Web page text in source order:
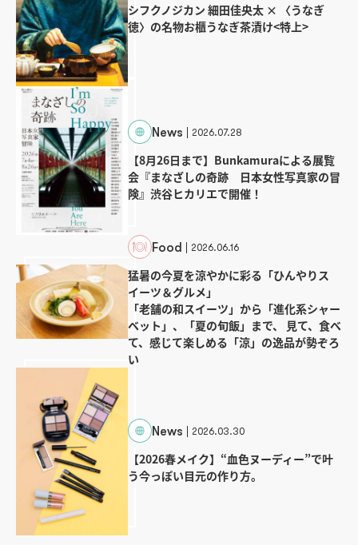
シフクノジカン 細田佳央太 × 〈うなぎ
徳〉の名物お櫃うなぎ茶漬け<特上>
News 2026.07.28
【8月26日まで】Bunkamuraによる展覧
会『まなざしの奇跡 日本女性写真家の冒
険』渋谷ヒカリエで開催！
Food 2026.06.16
猛暑の今夏を涼やかに彩る「ひんやりス
イーツ＆グルメ」
「老舗の和スイーツ」から「進化系シャー
ベット」、「夏の旬飯」まで、 見て、食べ
て、感じて楽しめる「涼」の逸品が勢ぞろ
い
News 2026.03.30
【2026春メイク】“血色ヌーディー”で叶
う今っぽい目元の作り方。